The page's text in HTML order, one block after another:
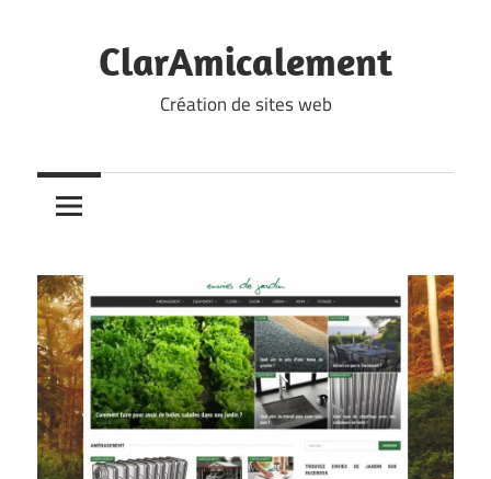
ClarAmicalement
Création de sites web